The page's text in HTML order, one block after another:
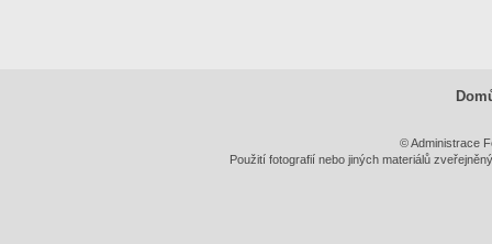
© Administrace
Použití fotografií nebo jiných materiálů